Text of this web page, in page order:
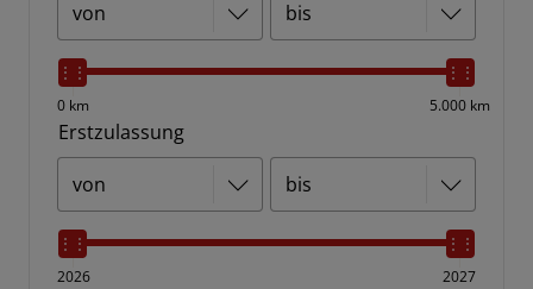
0 km 5.000 km
Erstzulassung
2026 2027